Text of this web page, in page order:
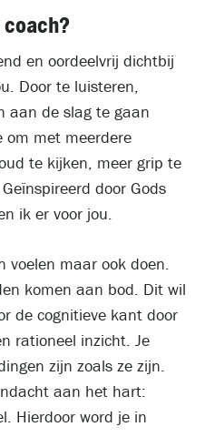
en oordeelvrij dichtbij
Door te luisteren,
aan de slag te gaan
met meerdere
te kijken, meer grip te
door Gods
ik er voor jou.
voelen maar ook doen.
komen aan bod. Dit wil
de cognitieve kant door
rationeel inzicht. Je
zijn zoals ze zijn.
aan het hart:
Hierdoor word je in